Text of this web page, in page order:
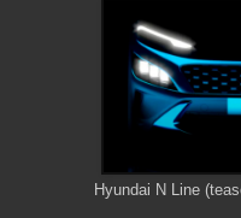
Hyundai N Line